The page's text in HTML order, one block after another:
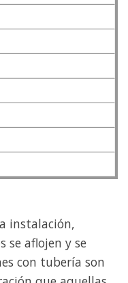
instalación,
se aflojen y se
con tubería son